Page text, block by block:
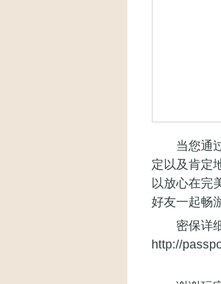
当您通过
定以及肯定
以放心在完
好友一起畅
密保详细
http://